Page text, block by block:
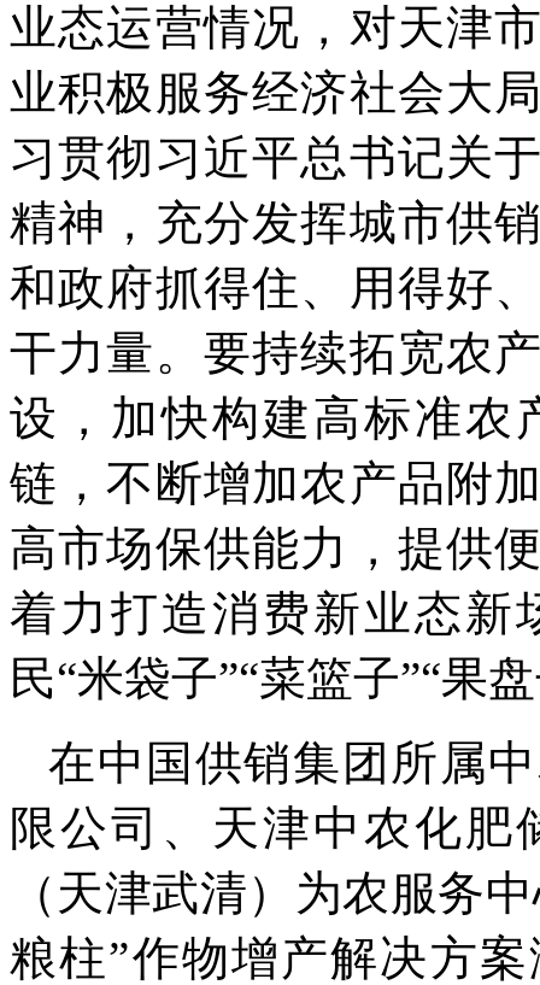
业态运营情况，对天津
业积极服务经济社会大
习贯彻习近平总书记关
精神，充分发挥城市供
和政府抓得住、用得好
干力量。要持续拓宽农
设，加快构建高标准农
链，不断增加农产品附
高市场保供能力，提供
着力打造消费新业态新
民“米袋子”“菜篮子”“果
在中国供销集团所属
限公司、天津中农化肥
（天津武清）为农服务
粮柱”作物增产解决方